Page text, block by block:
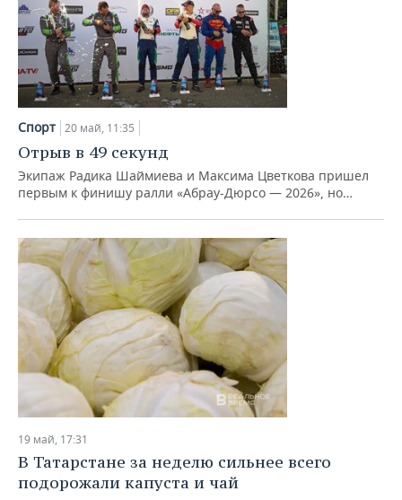
Спорт 20 май, 11:35
Отрыв в 49 секунд
Экипаж Радика Шаймиева и Максима Цветкова пришел
первым к финишу ралли «Абрау-Дюрсо — 2026», но…
19 май, 17:31
В Татарстане за неделю сильнее всего
подорожали капуста и чай